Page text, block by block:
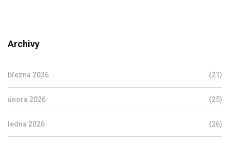
Archivy
března 2026 (21)
února 2026 (25)
ledna 2026 (26)